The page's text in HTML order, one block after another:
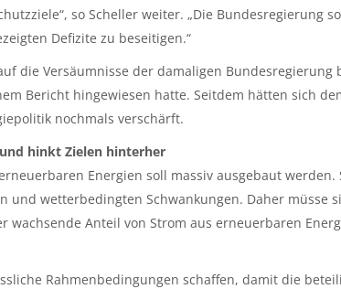
so Scheller weiter. „Die Bundesregierung
Defizite zu beseitigen.“
die Versäumnisse der damaligen Bundesregierung
Bericht hingewiesen hatte. Seitdem hätten sich
nochmals verschärft.
hinkt Zielen hinterher
Energien soll massiv ausgebaut werden.
und wetterbedingten Schwankungen. Daher müsse
wachsende Anteil von Strom aus erneuerbaren
Rahmenbedingungen schaffen, damit die